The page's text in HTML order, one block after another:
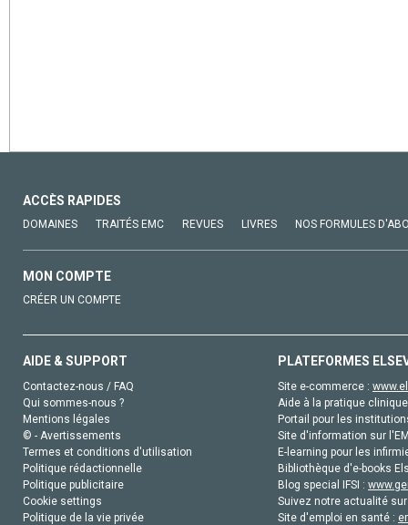
ACCÈS RAPIDES
DOMAINES TRAITÉS EMC REVUES LIVRES NOS FORMULES
MON COMPTE
CRÉER UN COMPTE
AIDE & SUPPORT
Contactez-nous / FAQ
Qui sommes-nous ?
Mentions légales
© - Avertissements
Termes et conditions d'utilisation
Politique rédactionnelle
Politique publicitaire
Cookie settings
Politique de la vie privée
PLATEFORMES
Site e-commerce :
Aide à la pratique
Portail pour les
Site d'information sur
E-learning pour les
Bibliothèque d'e-books
Blog special IFSI :
Suivez notre actualité
Site d'emploi en santé :